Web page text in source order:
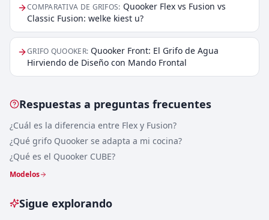
COMPARATIVA DE GRIFOS: Quooker Flex vs Fusion vs
Classic Fusion: welke kiest u?
GRIFO QUOOKER: Quooker Front: El Grifo de Agua
Hirviendo de Diseño con Mando Frontal
Respuestas a preguntas frecuentes
¿Cuál es la diferencia entre Flex y Fusion?
¿Qué grifo Quooker se adapta a mi cocina?
¿Qué es el Quooker CUBE?
Modelos
Sigue explorando